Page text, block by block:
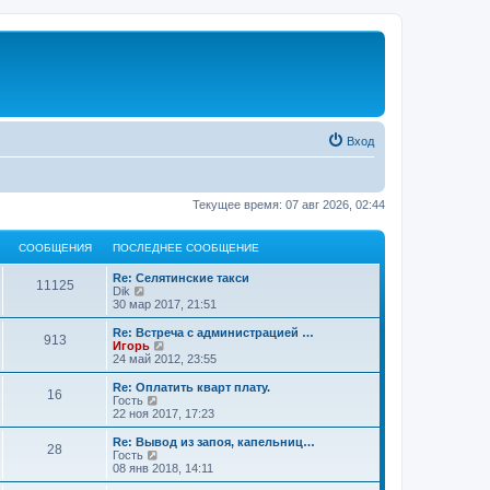
Вход
Текущее время: 07 авг 2026, 02:44
СООБЩЕНИЯ ПОСЛЕДНЕЕ СООБЩЕНИЕ
11125
Re: Селятинские такси
Dik
е
р
е
т
п
о
с
е
д
н
е
30 мар 2017, 21:51
913
Re: Встреча с администрацией …
Игорь
е
р
е
т
п
о
с
24 май 2012, 23:55
16
Re: Оплатить кварт плату.
Гость
е
р
е
т
22 ноя 2017, 17:23
28
Re: Вывод из запоя, капельниц…
Гость
е
р
08 янв 2018, 14:11